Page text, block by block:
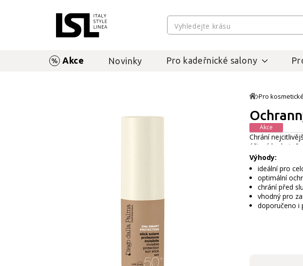
Akce Novinky Pro kadeřnické salony
Pro
Akce
Chrání
účinný
Výhody:
ideální pro
optimální
chrání před
vhodný pro
doporučeno i